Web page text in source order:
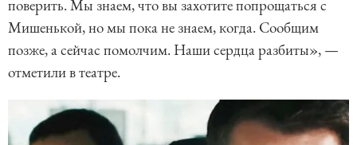
поверить. Мы знаем, что вы захотите попрощаться с
Мишенькой, но мы пока не знаем, когда. Сообщим
позже, а сейчас помолчим. Наши сердца разбиты», —
отметили в театре.